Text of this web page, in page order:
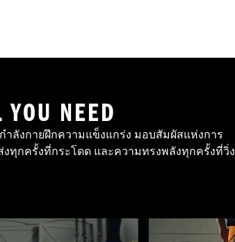
YOU NEED
ำลังกายฝึกความแข็งแกร่ง มอบสัมผัสแห่งการ
ทุกครั้งที่กระโดด และความทรงพลังทุกครั้งที่วิ่ง